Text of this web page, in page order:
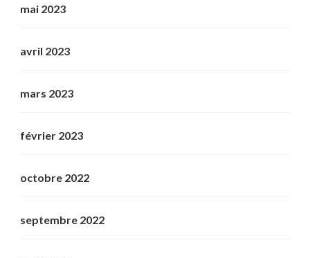
mai 2023
avril 2023
mars 2023
février 2023
octobre 2022
septembre 2022